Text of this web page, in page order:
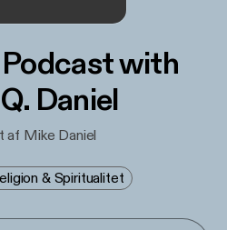
with
Daniel
af Mike Daniel
& Spiritualitet